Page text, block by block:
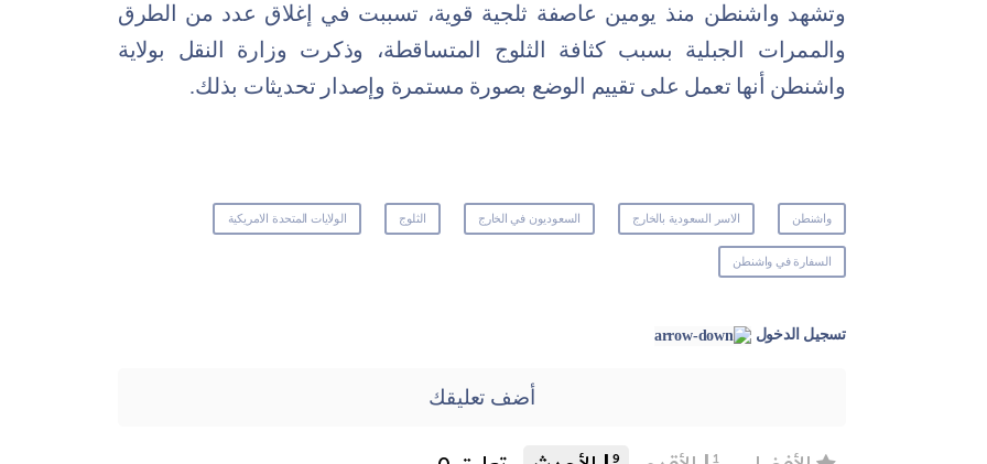
وتشهد واشنطن منذ يومين عاصفة ثلجية قوية، تسببت في إغلاق عدد من الطرق
والممرات
الجبلية بسبب كثافة الثلوج المتساقطة، وذكرت وزارة النقل بولاية
واشنطن أنها تعمل على تقييم الوضع بصورة مستمرة وإصدار تحديثات بذلك.
واشنطن الاسر السعودية بالخارج السعوديون في الخارج الثلوج الولايات المتحدة الامريكية
السفارة في واشنطن
تسجيل الدخول
أضف تعليقك